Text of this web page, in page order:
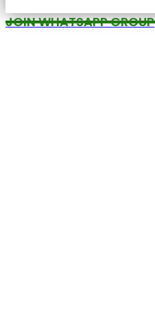
JOIN WHATSAPP GROUP